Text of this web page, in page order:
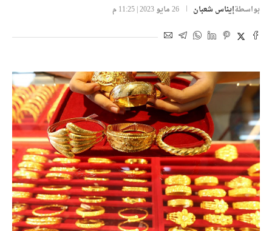
بواسطةإيناس شعبان 26 مايو 2023 | 11:25 م